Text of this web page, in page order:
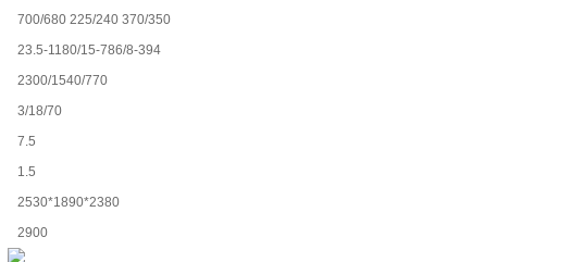
700/680 225/240 370/350
23.5-1180/15-786/8-394
2300/1540/770
3/18/70
7.5
1.5
2530*1890*2380
2900